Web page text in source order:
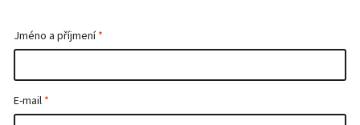
Jméno a příjmení
E-mail